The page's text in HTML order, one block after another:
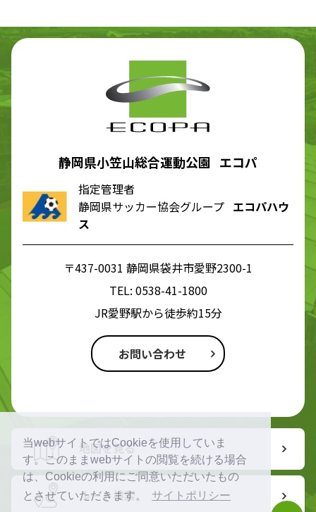
当webサイトではCookieを使用していま
す。このままwebサイトの閲覧を続ける場合
は、Cookieの利用にご同意いただいたもの
とさせていただきます。
サイトポリシー
静岡県小笠山総合運動公園 エコパ
指定管理者
静岡県サッカー協会グループ エコパハウ
ス
〒437-0031 静岡県袋井市愛野2300-1
TEL: 0538-41-1800
JR愛野駅から徒歩約15分
お問い合わせ
地図を見る
ルート検索